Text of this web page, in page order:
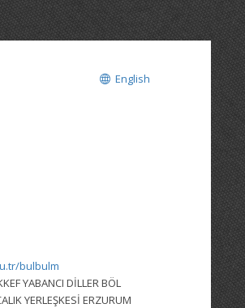
English
bulbulm
YABANCI DİLLER BÖL
YERLEŞKESİ ERZURUM